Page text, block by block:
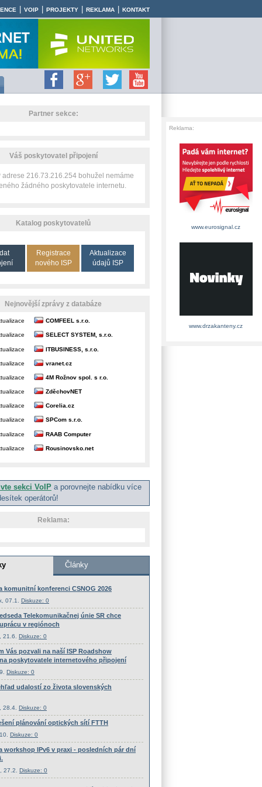
VOIP PROJEKTY REKLAMA KONTAKT
Partner sekce:
Váš poskytovatel připojení
adrese 216.73.216.254 bohužel nemáme
žádného poskytovatele internetu.
Katalog poskytovatelů
Registrace
nového ISP
Aktualizace
údajů ISP
Nejnovější zprávy z databáze
COMFEEL s.r.o.
SELECT SYSTEM, s.r.o.
ITBUSINESS, s.r.o.
vranet.cz
4M Rožnov spol. s r.o.
ZděchovNET
Corelia.cz
SPCom s.r.o.
RAAB Computer
Rousinovsko.net
sekci VoIP a porovnejte nabídku více
operátorů!
Reklama:
Reklama:
www.eurosignal.cz
www.drzakanteny.cz